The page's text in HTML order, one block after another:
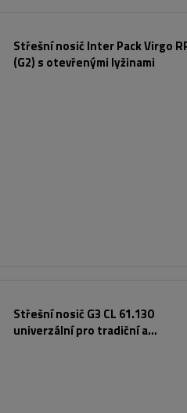
Střešní nosič Inter Pack Virgo
(G2) s otevřenými lyžinami
Střešní nosič G3 CL 61.130
univerzální pro tradiční a